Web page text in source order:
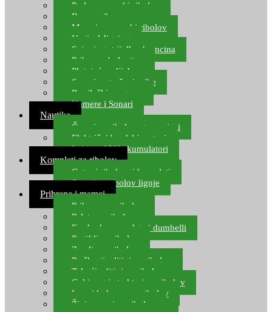
Perle za morski ribolov
Brum prihrana za more
Mamci za morski ribolov
Vertical Jigging
Spinning strijelke, brancina
Pribor za bolentino
Plutajuća odijela
Sonari za traženje ribe
Ronilački program
Kamere i Sonari
Nautika
Čamci za ribolov, gumenjaci
Električni brodski motori
Lithium ION akumulatori
Kompleti za ribolov
Gotovi ribolovni kompleti
Setovi za ribolov lignje
Prihrana i mamci
Prihrana za ribolov
Pelete za ribolov
Feeder lovne pelete i dumbelli
Partikli za ribolov
Zemlja za ribolov
Praškasti aditivi za ribolov
Tekući aditivi za ribolov
Gel i sprej atraktori za ribolov
Lovni kukuruz za ribolov
Živi mamci za ribolov